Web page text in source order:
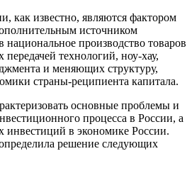
как известно, являются фактором
источником
производство товаров
технологий, ноу-хау,
и меняющих структуру,
страны-реципиента капитала.
основные проблемы и
процесса в России, а
инвестиций в экономике России.
решение следующих